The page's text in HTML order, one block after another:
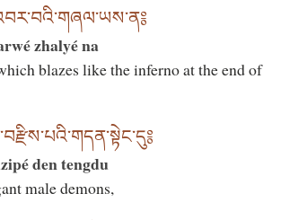
zhalyé na
blazes like the inferno at the end of
den tengdu
male demons,